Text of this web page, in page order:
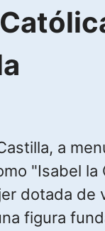
a
"Isabel la
dotada de
figura